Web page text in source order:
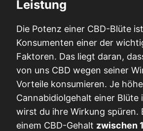
Leistung
Die Potenz einer CBD-Blüte
Konsumenten einer der
Faktoren. Das liegt daran,
von uns CBD wegen seiner
Vorteile konsumieren. Je
Cannabidiolgehalt einer Blüte
wirst du ihre Wirkung spüren.
einem CBD-Gehalt zwischen